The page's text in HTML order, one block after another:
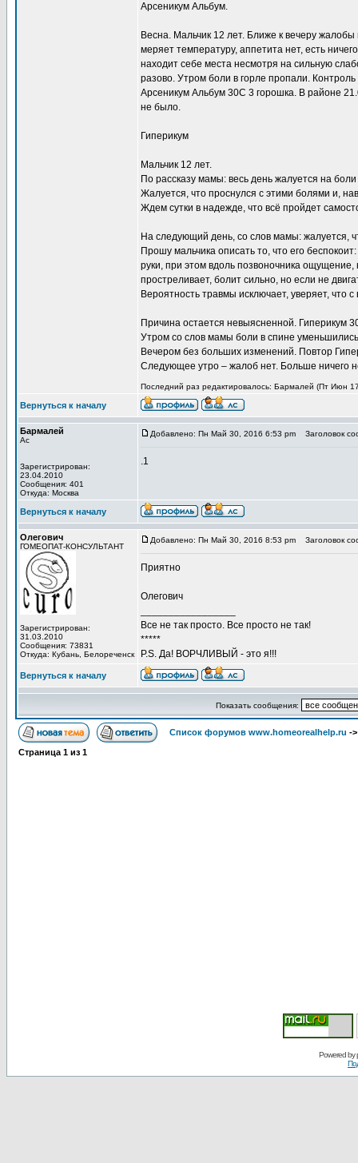
Арсеникум Альбум.
Весна. Мальчик 12 лет. Ближе к вечеру
меряет температуру, аппетита нет, есть
находит себе места несмотря на сильную
разово. Утром боли в горле пропали.
Арсеникум Альбум 30С 3 горошка. В районе
не было.
Гиперикум
Мальчик 12 лет.
По рассказу мамы: весь день жалуется на
Жалуется, что проснулся с этими болями и,
Ждем сутки в надежде, что всё пройдет
На следующий день, со слов мамы: жалуется,
Прошу мальчика описать то, что его
руки, при этом вдоль позвоночника ощущение,
простреливает, болит сильно, но если не
Вероятность травмы исключает, уверяет, что
Причина остается невыясненной. Гиперикум
Утром со слов мамы боли в спине
Вечером без больших изменений. Повтор
Следующее утро – жалоб нет. Больше ничего
Последний раз редактировалось: Бармалей (Пт Июн
Вернуться к началу
Бармалей
Ас
Зарегистрирован:
23.04.2010
Сообщения: 401
Откуда: Москва
Добавлено: Пн Май 30, 2016 6:53 pm Заголовок
.1
Вернуться к началу
Олегович
ГОМЕОПАТ-КОНСУЛЬТАНТ
Зарегистрирован:
31.03.2010
Сообщения: 73831
Откуда: Кубань, Белореченск
Добавлено: Пн Май 30, 2016 8:53 pm Заголовок
Приятно
Олегович
Все не так просто. Все просто не так!
*****
P.S. Да! ВОРЧЛИВЫЙ - это я!!!
Вернуться к началу
Показать сообщения:
Список форумов www.homeorealhelp.ru -
Страница 1 из 1
Powered by